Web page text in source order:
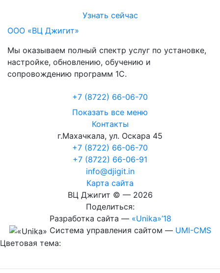
Узнать сейчас
ООО «ВЦ Джигит»
Мы оказываем полный спектр услуг по установке,
настройке, обновлению, обучению и
сопровождению программ 1С.
+7 (8722) 66-06-70
Показать все меню
Контакты
г.Махачкала, ул. Оскара 45
+7 (8722) 66-06-70
+7 (8722) 66-06-91
info@djigit.in
Карта сайта
ВЦ Джигит © — 2026
Поделиться:
Разработка сайта — «Unika»’18
Система управления сайтом — UMI-CMS
Цветовая тема: